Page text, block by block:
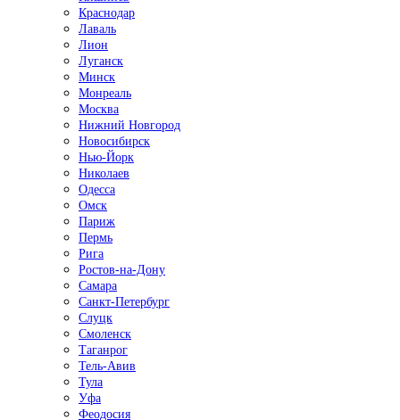
Краснодар
Лаваль
Лион
Луганск
Минск
Монреаль
Москва
Нижний Новгород
Новосибирск
Нью-Йорк
Николаев
Одесса
Омск
Париж
Пермь
Рига
Ростов-на-Дону
Самара
Санкт-Петербург
Слуцк
Смоленск
Таганрог
Тель-Авив
Тула
Уфа
Феодосия